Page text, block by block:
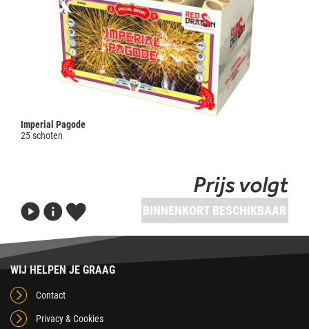
Imperial Pagode
25 schoten
Prijs volgt
BINNENKORT BESCHIKBAAR
WIJ HELPEN JE GRAAG
Contact
Privacy & Cookies